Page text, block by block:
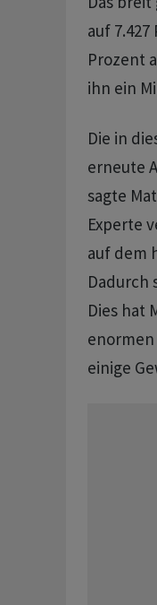
auf
Prozent
ihn ein
Die in
erneute
sagte
Experte
auf dem
Dadurch
Dies hat
einige